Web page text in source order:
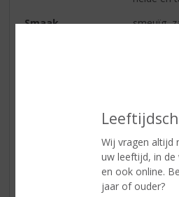
Wij vragen altijd
uw leeftijd, in de
en ook online.
jaar of ouder?
Smaak
smeuïg,
intens.
weg vrij
zacht,